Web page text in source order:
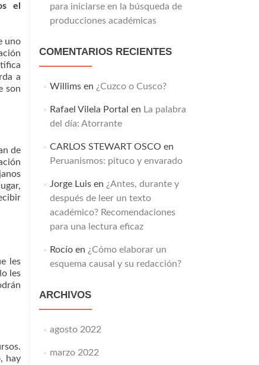
el
uno
a
son
de
les
les
hay
para iniciarse en la búsqueda de
producciones académicas
COMENTARIOS RECIENTES
Willimsen ¿Cuzco o Cusco?
Rafael Vilela Portal en La palabra
del día: Atorrante
CARLOS STEWART OSCO en
Peruanismos: pituco y envarado
Jorge Luisen ¿Antes, durante y
después de leer un texto
académico? Recomendaciones
para una lectura eficaz
Rocíoen ¿Cómo elaborar un
esquema causal y su redacción?
ARCHIVOS
agosto 2022
marzo 2022